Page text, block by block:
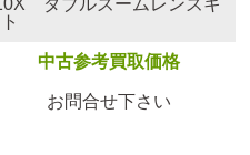
ダブルズームレンズキ
中古参考買取価格
お問合せ下さい